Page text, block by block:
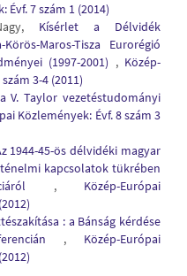
Évf. 7 szám 1 (2014)
Kísérlet a Délvidék
Maros-Tisza Eurorégió
(1997-2001) , Közép-
3-4 (2011)
V. Taylor vezetéstudományi
Közlemények: Évf. 8 szám 3
1944-45-ös délvidéki magyar
kapcsolatok tükrében
, Közép-Európai
: a Bánság kérdése
, Közép-Európai